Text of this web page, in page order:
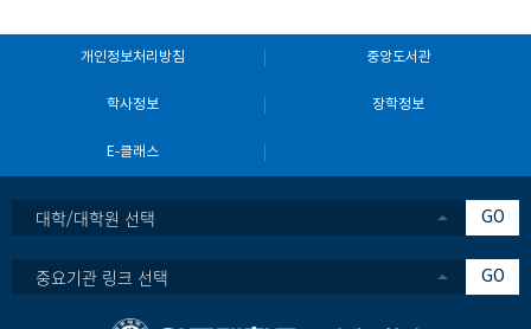
개인정보처리방침 중앙도서관
학사정보 장학정보
E-클래스
대학/대학원 선택 GO
중요기관 링크 선택 GO